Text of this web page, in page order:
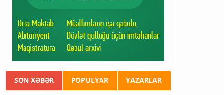
SON XƏBƏR POPULYAR YAZARLAR